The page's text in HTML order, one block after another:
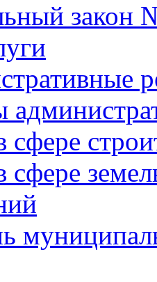
закон
сфере
сфере